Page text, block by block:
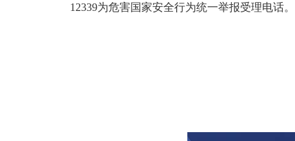
12339为危害国家安全行为统一举报受理电话